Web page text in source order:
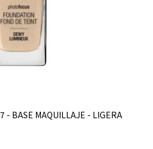
- BASE MAQUILLAJE - LIGERA